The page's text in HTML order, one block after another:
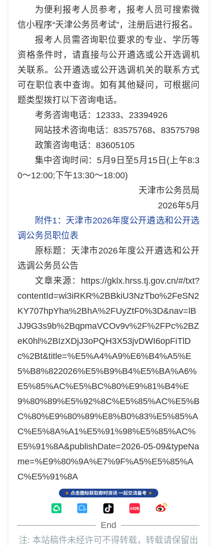
为便利报考人员参考，报考人员可搜索微
信小程序“天津公务员考试”，注册后进行报名。
报考人员需咨询职位要求的专业、学历等
资格条件时，请直接与公开遴选或公开选调机
关联系。公开遴选或公开选调机关的联系方式
可在职位表中查询。如有其他疑问，可根据问
题类型拨打以下咨询电话。
考务咨询电话：12333、23394926
网站技术咨询电话：83575768、83575798
政策咨询电话：83605105
集中咨询时间：5月9日至5月15日(上午8:3
0～12:00;下午13:30～18:00)
天津市公务员局
2026年5月
附件1：天津市2026年度公开遴选和公开选
调公务员职位表
原标题：天津市2026年度公开遴选和公开
选调公务员公告
文章来源：https://gklx.hrss.tj.gov.cn/#/txt?
contentId=wi3iRKR%2BBkiU3NzTbo%2FeSN2
KY707hpYha%2BhA%2FUyZtF0%3D&nav=lB
JJ9G3s9b%2BqpmaVCOv9v%2F%2FPc%2BZ
eK0hl%2BIzXDjJ3oPQH3X53jvDWI6opFiTlD
c%2Bt&title=%E5%A4%A9%E6%B4%A5%E
5%B8%822026%E5%B9%B4%E5%BA%A6%
E5%85%AC%E5%BC%80%E9%81%B4%E
9%80%89%E5%92%8C%E5%85%AC%E5%B
C%80%E9%80%89%E8%B0%83%E5%85%A
C%E5%8A%A1%E5%91%98%E5%85%AC%
E5%91%8A&publishDate=2026-05-09&typeNa
me=%E9%80%9A%E7%9F%A5%E5%85%A
C%E5%91%8A
End
注: 本站稿件未经许可不得转载，转载请保留出